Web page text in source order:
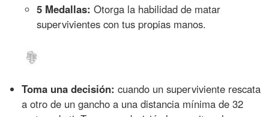
5 Medallas: Otorga la habilidad de matar
supervivientes con tus propias manos.
Toma una decisión: cuando un superviviente rescata
a otro de un gancho a una distancia mínima de 32